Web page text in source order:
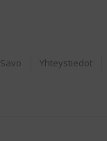
Yhteystiedot